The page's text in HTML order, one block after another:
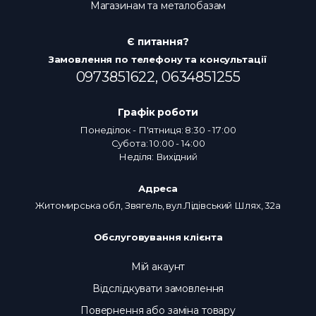
Магазинам та металобазам
Є питання?
Замовлення по телефону та консультації
0973851622, 0634851255
Графік роботи
Понеділок - П'ятниця: 8:30 - 17:00
Субота: 10:00 - 14:00
Неділя: Вихідний
Адреса
Житомирська обл, Звягель, вул.Лідівський Шлях, 32а
Обслуговування клієнта
Мій акаунт
Відслідкувати замовлення
Повернення або заміна товару